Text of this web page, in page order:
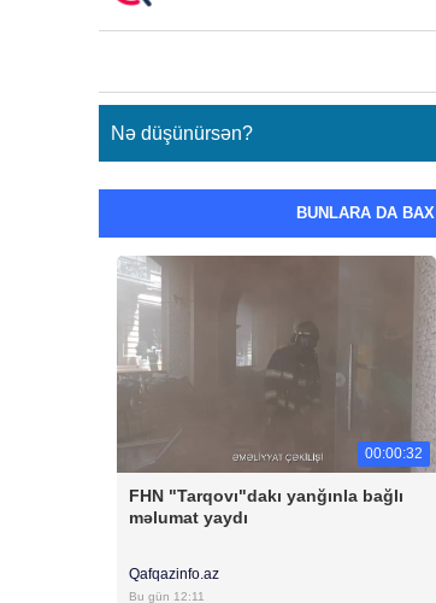
Nə düşünürsən?
BUNLARA DA BAX
00:00:32
FHN "Tarqovı"dakı yanğınla bağlı
məlumat yaydı
Qafqazinfo.az
Bu gün 12:11